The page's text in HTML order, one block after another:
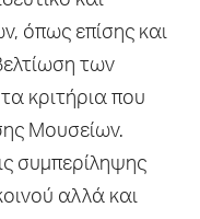
όπως επίσης και
των
κριτήρια που
Μουσείων.
συμπερίληψης
αλλά και